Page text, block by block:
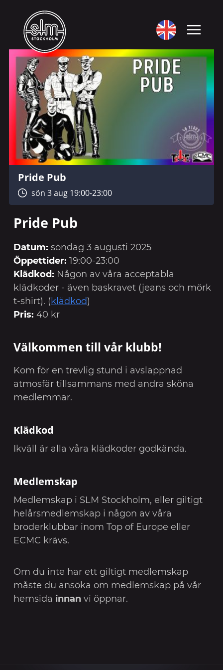
Pride Pub
sön 3 aug 19:00-23:00
Pride Pub
Datum: söndag 3 augusti 2025
Öppettider: 19:00-23:00
Klädkod: Någon av våra acceptabla
klädkoder - även baskravet (jeans och mörk
t-shirt). (klädkod)
Pris: 40 kr
Välkommen till vår klubb!
Kom för en trevlig stund i avslappnad
atmosfär tillsammans med andra sköna
medlemmar.
Klädkod
Ikväll är alla våra klädkoder godkända.
Medlemskap
Medlemskap i SLM Stockholm, eller giltigt
helårsmedlemskap i någon av våra
broderklubbar inom Top of Europe eller
ECMC krävs.
Om du inte har ett giltigt medlemskap
måste du ansöka om medlemskap på vår
hemsida innan vi öppnar.